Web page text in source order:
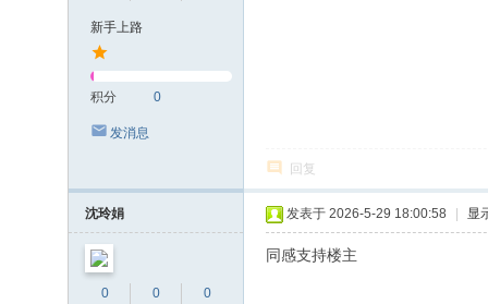
新手上路
积分 0
发消息
回复
沈玲娟
0
0
0
发表于 2026-5-29 18:00:58 显
同感支持楼主